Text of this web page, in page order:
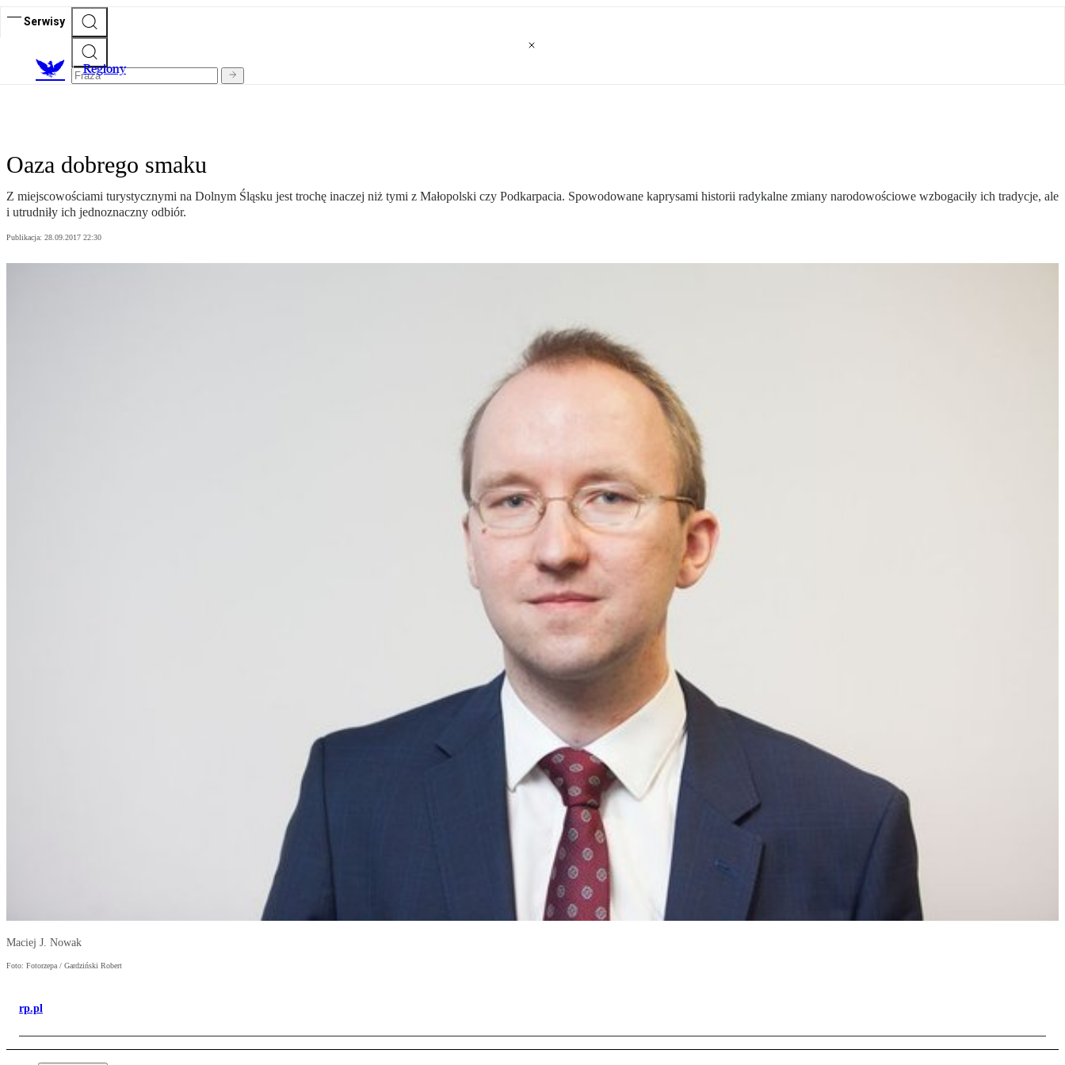
Serwisy
Regiony
Oaza dobrego smaku
Z miejscowościami turystycznymi na Dolnym Śląsku jest trochę inaczej niż tymi z Małopolski czy Podkarpacia. Spowodowane kaprysami historii radykalne zmiany narodowościowe wzbogaciły ich tradycje, ale
i utrudniły ich jednoznaczny odbiór.
Publikacja: 28.09.2017 22:30
Maciej J. Nowak
Foto: Fotorzepa / Gardziński Robert
rp.pl